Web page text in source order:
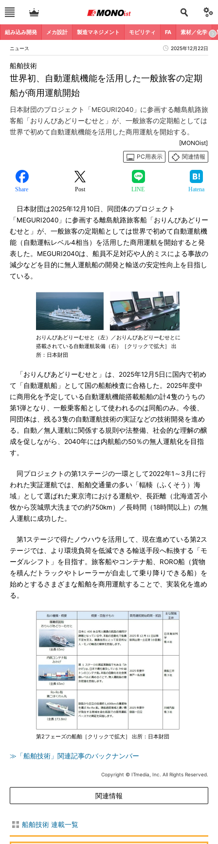
組み込み開発 メカ設計 製造マネジメント モビリティ FA 素材／化学
ニュース 2025年12月22日
世界初、自動運航機能を活用した一般旅客の定期
船が商用運航開始
船舶技術
日本財団のプロジェクト「MEGURI2040」に参画する離島航路旅
客船「おりんぴあどりーむせと」が、一般旅客の定期船としては
世界で初めて自動運航機能を活用した商用運航を開始する。
[MONOist]
PC用表示
関連情報
Share Post LINE Hatena
日本財団は2025年12月10日、同団体のプロジェクト
「MEGURI2040」に参画する離島航路旅客船「おりんぴあどりー
むせと」が、一般旅客の定期船としては世界で初めて自動運航機
能（自動運転レベル4相当）を活用した商用運航を開始すると発
表した。MEGURI2040は、船員不足対応や人的ミスによる事故の
減少などを目的に無人運航船の開発と輸送の安定性向上を目指し
ている。
おりんぴあどりーむせと（左）／おりんぴあどりーむせとに
搭載されている自動運航装備（右）［クリックで拡大］ 出
所：日本財団
「おりんぴあどりーむせと」は、2025年12月5日に国内で初め
て「自動運航船」として国の船舶検査に合格した。2025年度中
に商用化を予定している自動運航機能搭載船舶の計4隻のうちの
第1弾となり、一般乗客船として使われるのは同船のみ。今後、
同団体は、残る3隻の自動運航技術の実証などの技術開発を進め
る。自動／無人運航に関係する規則や法整備、社会的な理解の醸
成を促しながら、2040年には内航船の50％の無人運航化を目指
す。
同プロジェクトの第1ステージの一環として2022年1～3月に行
われた実証運航では、船舶交通量の多い「輻輳（ふくそう）海
域」として選ばれた東京湾における運航や、長距離（北海道苫小
牧から茨城県大洗までの約750km）／長時間（18時間以上）の無
人運航に成功した。
第1ステージで得たノウハウを活用して、現在進めている第2ス
テージでは、より環境負荷を低減できる輸送手段へ転換する「モ
ーダルシフト」を目指す。旅客船やコンテナ船、RORO船（貨物
を積んだトラックやトレーラーが自走して乗り降りできる船）を
始めとするさまざまな船舶を商用運航することで、実装化を進め
る。
第2フェーズの船舶［クリックで拡大］ 出所：日本財団
≫「船舶技術」関連記事のバックナンバー
Copyright © ITmedia, Inc. All Rights Reserved.
関連情報
船舶技術 連載一覧